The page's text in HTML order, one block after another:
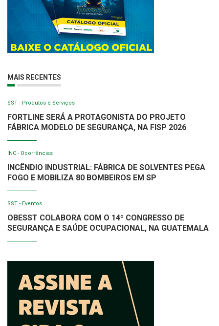
MAIS RECENTES
SST - Produtos e Serviços
FORTLINE SERÁ A PROTAGONISTA DO PROJETO
FÁBRICA MODELO DE SEGURANÇA, NA FISP 2026
INC - Ocorrências
INCÊNDIO INDUSTRIAL: FÁBRICA DE SOLVENTES PEGA
FOGO E MOBILIZA 80 BOMBEIROS EM SP
SST - Eventos
OBESST COLABORA COM O 14º CONGRESSO DE
SEGURANÇA E SAÚDE OCUPACIONAL, NA GUATEMALA